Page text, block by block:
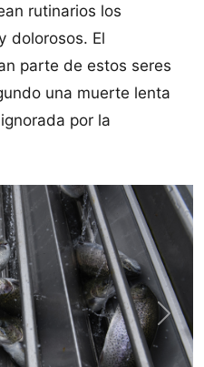
rutinarios los
dolorosos. El
parte de estos seres
una muerte lenta
por la
Next